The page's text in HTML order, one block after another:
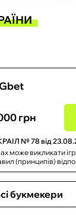
грн
№ 78 від
може викликати
(принципів)
букмекери